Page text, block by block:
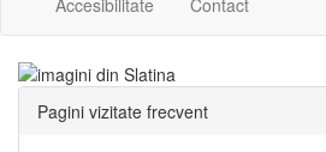
Accesibilitate Contact
Pagini vizitate frecvent